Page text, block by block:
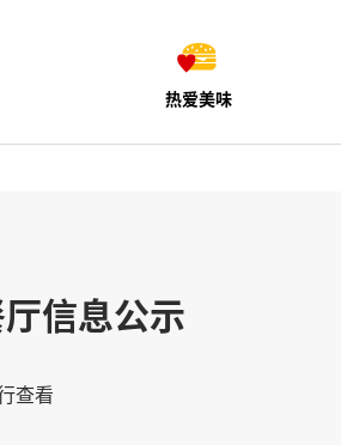
热爱美味
信息公示
查看